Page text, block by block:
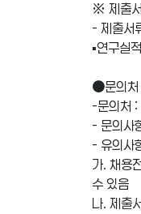
※ 제출
- 제출서
▪연구실
●문의처
-문의처
- 문의사
- 유의사
가. 채용
수 있음
나. 제출